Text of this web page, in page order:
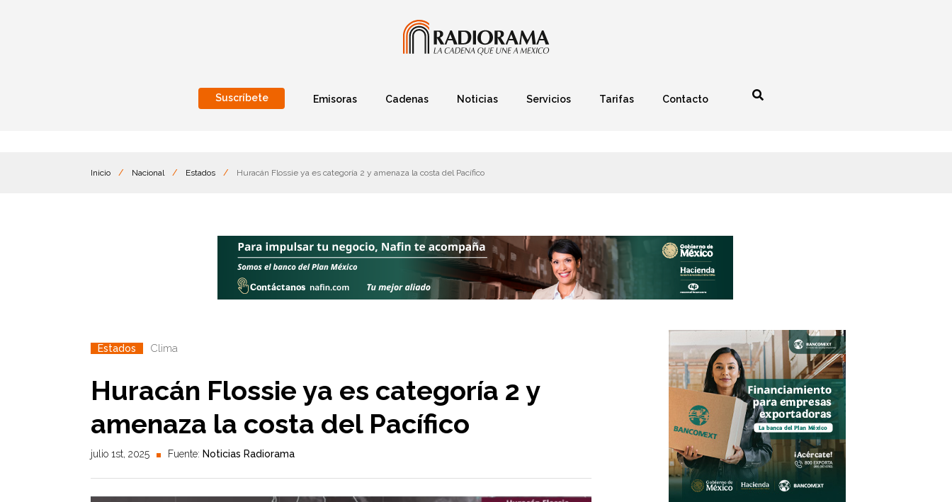
Suscríbete Emisoras Cadenas Noticias Servicios Tarifas Contacto
Inicio / Nacional / Estados / Huracán Flossie ya es categoría 2 y amenaza la costa del Pacífico
Estados Clima
Huracán Flossie ya es categoría 2 y
amenaza la costa del Pacífico
julio 1st, 2025 Fuente: Noticias Radiorama